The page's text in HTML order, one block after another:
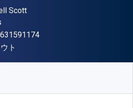
Scott
"ISBN-13 9781631591174"
ト